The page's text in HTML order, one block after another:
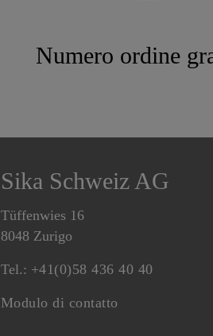
Numero ordine
Sika Schweiz AG
Tüffenwies 16
8048 Zurigo
Tel.: +41(0)58 436 40 40
Modulo di contatto